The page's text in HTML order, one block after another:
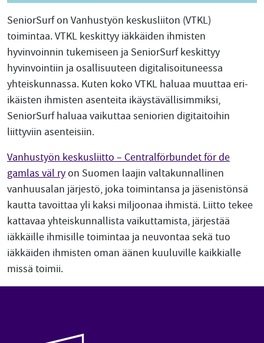
SeniorSurf on Vanhustyön keskusliiton (VTKL)
toimintaa. VTKL keskittyy iäkkäiden ihmisten
hyvinvoinnin tukemiseen ja SeniorSurf keskittyy
hyvinvointiin ja osallisuuteen digitalisoituneessa
yhteiskunnassa. Kuten koko VTKL haluaa muuttaa eri-
ikäisten ihmisten asenteita ikäystävällisimmiksi,
SeniorSurf haluaa vaikuttaa seniorien digitaitoihin
liittyviin asenteisiin.
Vanhustyön keskusliitto – Centralförbundet för de
gamlas väl ryon Suomen laajin valtakunnallinen
vanhuusalan järjestö, joka toimintansa ja jäsenistönsä
kautta tavoittaa yli kaksi miljoonaa ihmistä. Liitto tekee
kattavaa yhteiskunnallista vaikuttamista, järjestää
iäkkäille ihmisille toimintaa ja neuvontaa sekä tuo
iäkkäiden ihmisten oman äänen kuuluville kaikkialle
missä toimii.